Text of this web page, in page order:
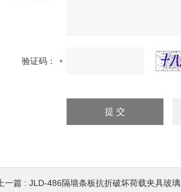
验证码：
上一篇 : JLD-486隔墙条板抗折破坏荷载夹具玻璃纤维增强水泥